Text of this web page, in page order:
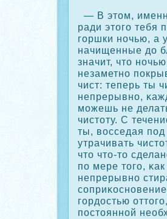
— В этом,
ради этого тебя
горшки ночью, а
начищенные до
значит, что
незаметно
чист: теперь ты
непрерывно,
можешь не
чистоту. С
ты, восседая
утрачивать
что что-то
по мере того,
непрерывно
гордостью
постоянной